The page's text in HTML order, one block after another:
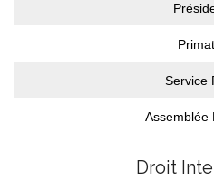
Service
Assemblée
Droit